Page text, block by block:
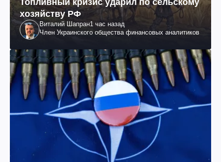
хозяйству РФ
Виталий Шапран1 час назад
Член Украинского общества финансовых аналитиков